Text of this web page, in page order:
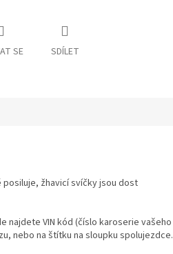
SE SDÍLET
žhavicí svíčky jsou dost
najdete VIN kód (číslo karoserie vašeho
nebo na štítku na sloupku spolujezdce.